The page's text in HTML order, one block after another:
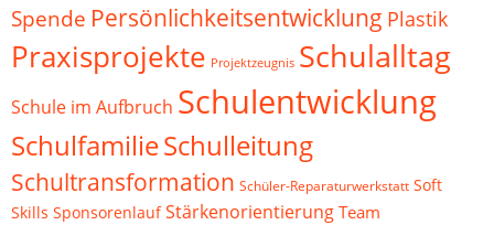
Spende Persönlichkeitsentwicklung Plastik
Praxisprojekte Projektzeugnis Schulalltag
Schule im Aufbruch Schulentwicklung
SchulfamilieSchulleitung
Schultransformation Schüler-Reparaturwerkstatt Soft
Skills Sponsorenlauf Stärkenorientierung Team